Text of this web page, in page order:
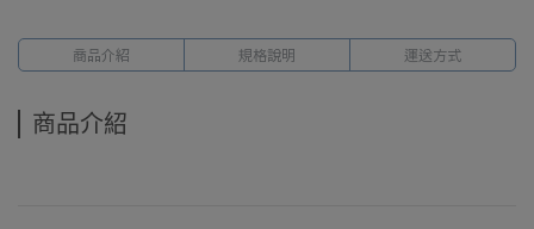
商品介紹 規格說明 運送方式
商品介紹